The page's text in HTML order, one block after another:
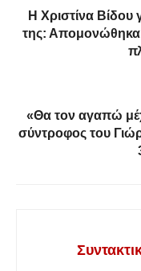
Η Χριστίνα
της:
«Θα τον αγαπώ
σύντροφος του